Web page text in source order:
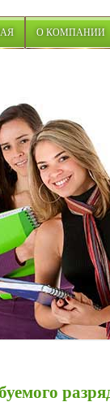
О КОМПАНИИ